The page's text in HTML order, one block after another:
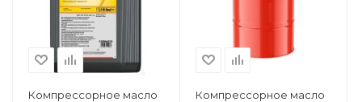
Компрессорное масло
Компрессорное масло